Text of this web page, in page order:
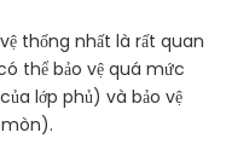
thống nhất là rất quan
thể bảo vệ quá mức
lớp phủ) và bảo vệ